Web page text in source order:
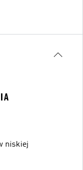
niskiej